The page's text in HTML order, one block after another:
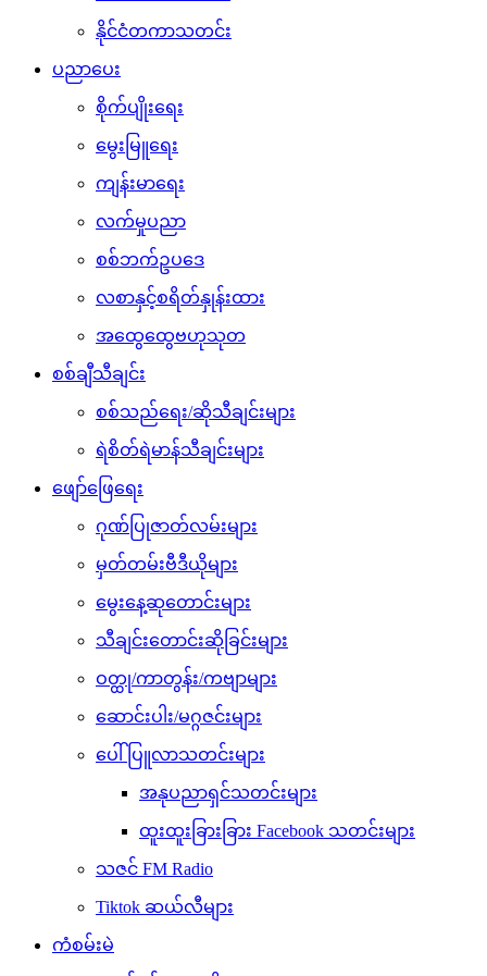
နိုင်ငံတကာသတင်း
ပညာပေး
စိုက်ပျိုးရေး
မွေးမြူရေး
ကျန်းမာရေး
လက်မှုပညာ
စစ်ဘက်ဥပဒေ
လစာနှင့်စရိတ်နှုန်းထား
အထွေထွေဗဟုသုတ
စစ်ချီသီချင်း
စစ်သည်ရေး/ဆိုသီချင်းများ
ရဲစိတ်ရဲမာန်သီချင်းများ
ဖျော်ဖြေရေး
ဂုဏ်ပြုဇာတ်လမ်းများ
မှတ်တမ်းဗီဒီယိုများ
မွေးနေ့ဆုတောင်းများ
သီချင်းတောင်းဆိုခြင်းများ
ဝတ္ထု/ကာတွန်း/ကဗျာများ
ဆောင်းပါး/မဂ္ဂဇင်းများ
ပေါ်ပြူလာသတင်းများ
အနုပညာရှင်သတင်းများ
ထူးထူးခြားခြား Facebook သတင်းများ
သဇင် FM Radio
Tiktok ဆယ်လီများ
ကံစမ်းမဲ